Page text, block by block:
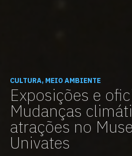
CULTURA, MEIO AMBIENTE
Exposições e
Mudanças
atrações no
Univates